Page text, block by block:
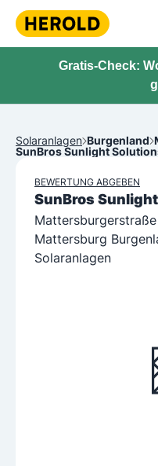
Gratis-Check:
Solaranlagen Burgenland
SunBros Sunlight
BEWERTUNG ABGEBEN
SunBros
Mattersburg
Solaranlagen